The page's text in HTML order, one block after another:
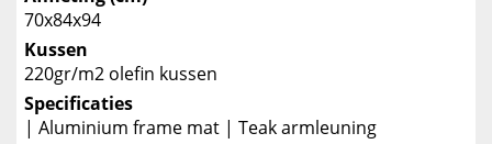
70x84x94
Kussen
220gr/m2 olefin kussen
Specificaties
| Aluminium frame mat | Teak armleuning